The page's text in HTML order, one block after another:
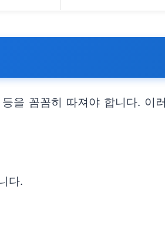
을 꼼꼼히 따져야 합니다. 이
다.